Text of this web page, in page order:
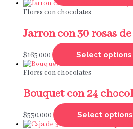
Flores con chocolates
Jarron con 30 rosas
$165,000 Select options
Flores con chocolates
Bouquet con 24
$530,000 Select options